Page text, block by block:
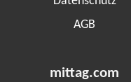
AGB
mittag.com